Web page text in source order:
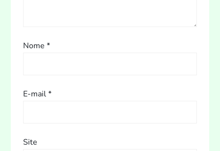
Nome*
E-mail*
Site